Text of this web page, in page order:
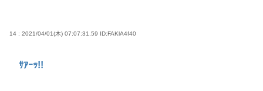
14 : 2021/04/01(木) 07:07:31.59 ID:FAKlA4f40
ｻｱｰｯ!!